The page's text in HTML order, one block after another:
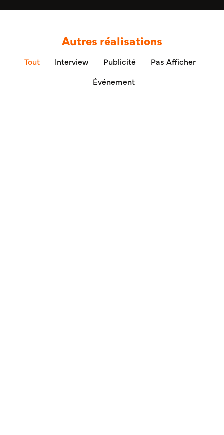
Autres réalisations
Tout Interview Publicité
Pas Afficher
Événement